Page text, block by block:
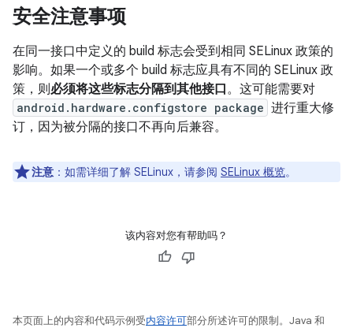
安全注意事项
在同一接口中定义的 build 标志会受到相同 SELinux 政策的
影响。如果一个或多个 build 标志应具有不同的 SELinux 政
策，则必须将这些标志分隔到其他接口。这可能需要对
android.hardware.configstore package 进行重大修
订，因为被分隔的接口不再向后兼容。
注意 ：如需详细了解 SELinux，请参阅 SELinux 概览。
该内容对您有帮助吗？
本页面上的内容和代码示例受内容许可部分所述许可的限制。Java 和